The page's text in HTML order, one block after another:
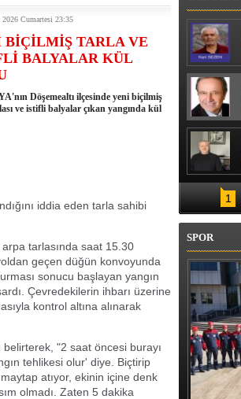
2026 Cumartesi 23:35
BİÇİLMİŞ TARLA VE
BALYALAR KÜL
Döşemealtı ilçesinde yeni biçilmiş
ve istifli balyalar çıkan yangında kül
iddia eden tarla sahibi
tarlasında saat 15.30
geçen düğün konvoyunda
sonucu başlayan yangın
Çevredekilerin ihbarı üzerine
kontrol altına alınarak
"2 saat öncesi burayı
tehlikesi olur' diye. Biçtirip
atıyor, ekinin içine denk
olmadı. Zaten 5 dakika
1
SPOR